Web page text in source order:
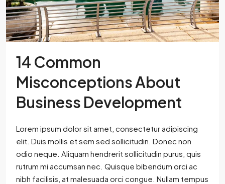
14 Common
Misconceptions About
Business Development
Lorem ipsum dolor sit amet, consectetur adipiscing
elit. Duis mollis et sem sed sollicitudin. Donec non
odio neque. Aliquam hendrerit sollicitudin purus, quis
rutrum mi accumsan nec. Quisque bibendum orci ac
nibh facilisis, at malesuada orci congue. Nullam tempus